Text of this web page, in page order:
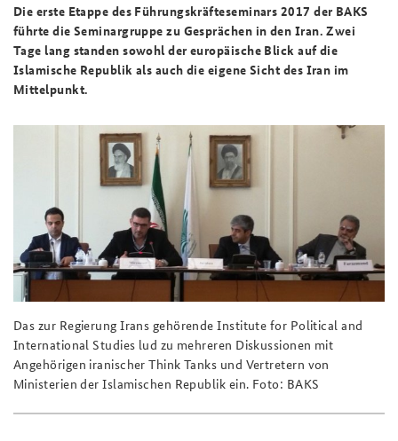
Team
Sicherheitspolitische Nachwuchsarbeit
Beirat
Praktika an der BAKS
Freundeskreis
Methodenseminar Strategische Vorausschau
Fachseminar Digitalisierung und Sicherheitspolitik
Fachseminar Desinformation und Sicherheitspolitik
Deutsches Forum Sicherheitspolitik
Arbeitskreis "Junge Sicherheitspolitiker"
Das Sicherheitspolitische Gespräch an der BAKS
Studierendenkonferenz Sicherheitspolitik gestalten
Arbeitspapiere Sicherheitspolitik
Pressespiegel und Gastbeiträge von BAKS-Angehörigen
Ansprechpartner für Presse- und andere Medienanfragen
Newsletter-Archiv
Die erste Etappe des Führungskräfteseminars 2017 der BAKS
führte die Seminargruppe zu Gesprächen in den Iran. Zwei
Tage lang standen sowohl der europäische Blick auf die
Islamische Republik als auch die eigene Sicht des Iran im
Mittelpunkt.
Das zur Regierung Irans gehörende Institute for Political and
International Studies lud zu mehreren Diskussionen mit
Angehörigen iranischer Think Tanks und Vertretern von
Ministerien der Islamischen Republik ein. Foto: BAKS